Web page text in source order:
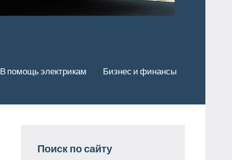
В помощь электрикам Бизнес и финансы
Поиск по сайту